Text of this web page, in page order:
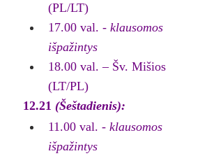
(PL/LT)
17.00 val. - klausomos
išpažintys
18.00 val. – Šv. Mišios
(LT/PL)
12.21 (Šeštadienis):
11.00 val. - klausomos
išpažintys